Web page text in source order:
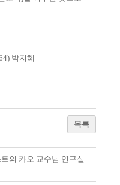
박지혜
목록
의 카오 교수님 연구실